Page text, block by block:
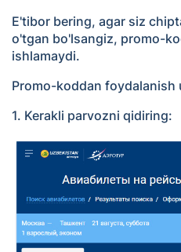
E'tibor bering, agar siz
o'tgan bo'lsangiz, promo-
ishlamaydi.
Promo-koddan foydalanish
1. Kerakli parvozni qidiring: